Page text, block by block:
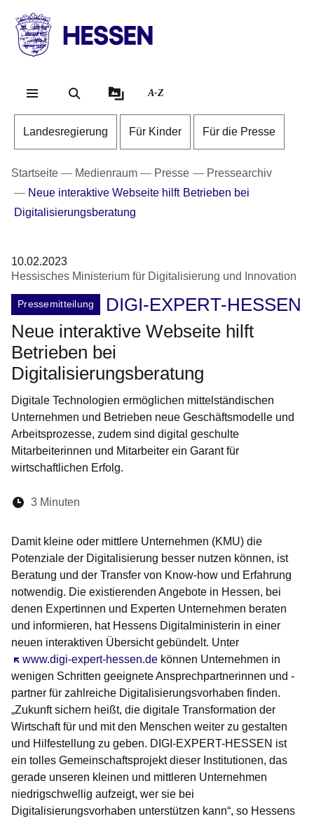
HESSEN
Landesregierung
A-Z
Landesregierung Für Kinder Für die Presse
Startseite Medienraum Presse
Pressearchiv
Neue interaktive Webseite hilft Betrieben bei
Digitalisierungsberatung
10.02.2023
Hessisches Ministerium für Digitalisierung und Innovation
Pressemitteilung
DIGI-EXPERT-HESSEN
Neue interaktive Webseite hilft
Betrieben bei
Digitalisierungsberatung
Digitale Technologien ermöglichen mittelständischen
Unternehmen und Betrieben neue Geschäftsmodelle und
Arbeitsprozesse, zudem sind digital geschulte
Mitarbeiterinnen und Mitarbeiter ein Garant für
wirtschaftlichen Erfolg.
Lesedauer:
3 Minuten
Damit kleine oder mittlere Unternehmen (KMU) die
Potenziale der Digitalisierung besser nutzen können, ist
Beratung und der Transfer von Know-how und Erfahrung
notwendig. Die existierenden Angebote in Hessen, bei
denen Expertinnen und Experten Unternehmen beraten
und informieren, hat Hessens Digitalministerin in einer
neuen interaktiven Übersicht gebündelt. Unter
www.digi-expert-hessen.de
Öffnet sich in einem neuen Fensterkönnen Unternehmen in
wenigen Schritten geeignete Ansprechpartnerinnen und -
partner für zahlreiche Digitalisierungsvorhaben finden.
„Zukunft sichern heißt, die digitale Transformation der
Wirtschaft für und mit den Menschen weiter zu gestalten
und Hilfestellung zu geben. DIGI-EXPERT-HESSEN ist
ein tolles Gemeinschaftsprojekt dieser Institutionen, das
gerade unseren kleinen und mittleren Unternehmen
niedrigschwellig aufzeigt, wer sie bei
Digitalisierungsvorhaben unterstützen kann“, so Hessens